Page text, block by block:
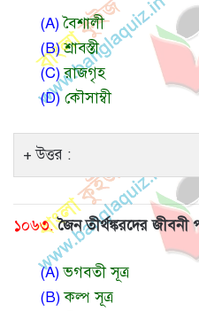
(A)বৈশালী
(B)শ্রাবস্তী
(C)রাজগৃহ
(D)কৌসাম্বী
উত্তর :
১০৬৩. জৈন তীর্থঙ্করদের জীবনী
(A)ভগবতী সূত্র
(B)কল্প সূত্র